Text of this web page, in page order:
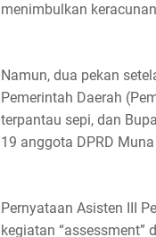
menimbulkan
Namun, dua pekan
Pemerintah Daerah
terpantau sepi, dan
19 anggota DPRD
Pernyataan Asisten III
kegiatan